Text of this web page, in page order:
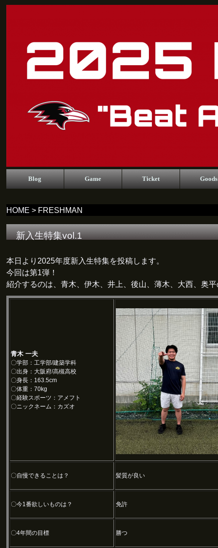
Blog Game Ticket Goods
HOME > FRESHMAN
新入生特集vol.1
本日より2025年度新入生特集を投稿します。
今回は第1弾！
紹介するのは、青木、伊木、井上、後山、薄木、大西、奥
青木 一夫
〇学部：工学部/建築学科
〇出身：大阪府/高槻高校
〇身長：163.5cm
〇体重：70kg
〇経験スポーツ：アメフト
〇ニックネーム：カズオ
〇自慢できることは？ 髪質が良い
〇今1番欲しいものは？ 免許
〇4年間の目標 勝つ